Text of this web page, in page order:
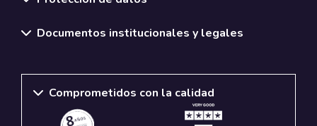
Documentos institucionales y legales
Comprometidos con la calidad